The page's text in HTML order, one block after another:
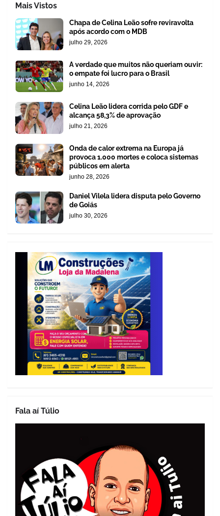
Mais Vistos
Chapa de Celina Leão sofre reviravolta
após acordo com o MDB
julho 29, 2026
A verdade que muitos não queriam ouvir:
o empate foi lucro para o Brasil
junho 14, 2026
Celina Leão lidera corrida pelo GDF e
alcança 58,3% de aprovação
julho 21, 2026
Onda de calor extrema na Europa já
provoca 1.000 mortes e coloca sistemas
públicos em alerta
junho 28, 2026
Daniel Vilela lidera disputa pelo Governo
de Goiás
julho 30, 2026
Fala aí Túlio